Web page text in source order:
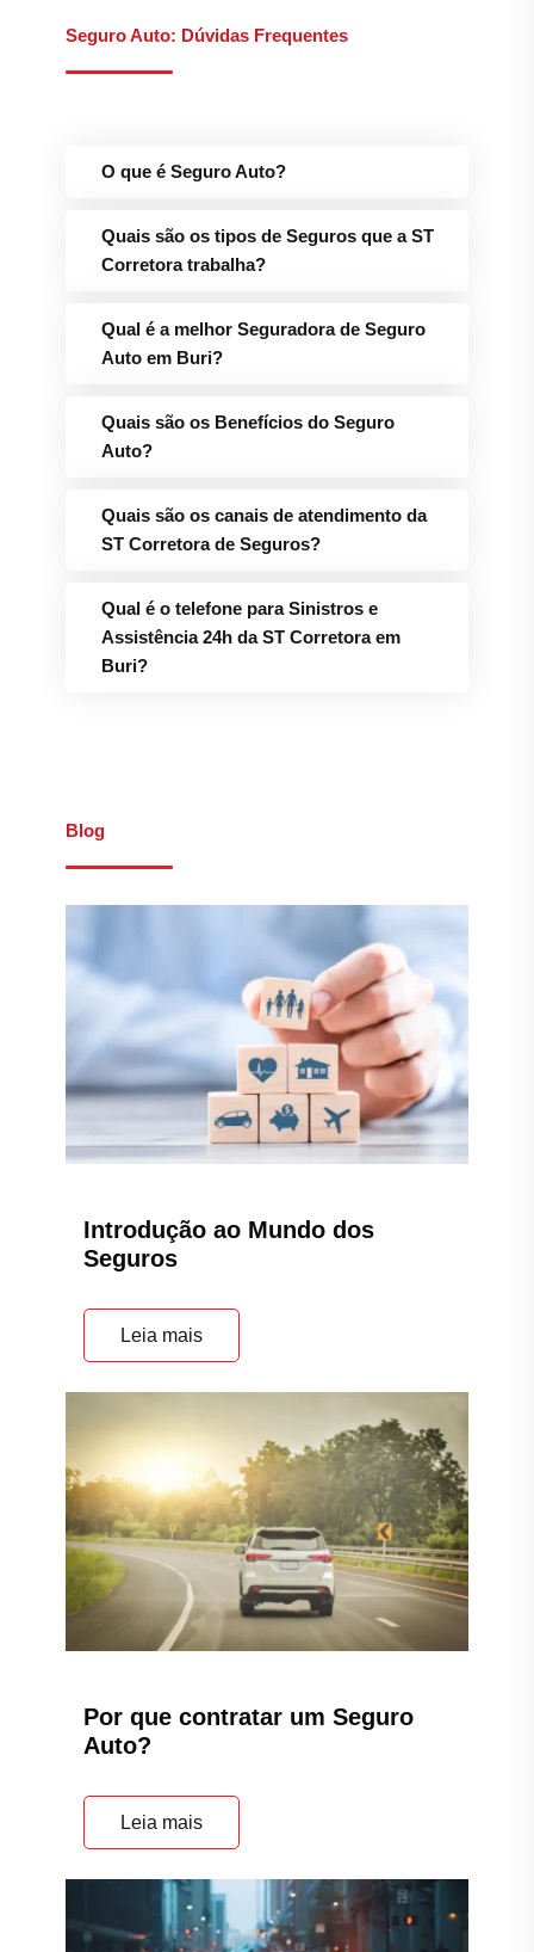
Seguro Auto: Dúvidas Frequentes
O que é Seguro Auto?
Quais são os tipos de Seguros que a ST
Corretora trabalha?
Qual é a melhor Seguradora de Seguro
Auto em Buri?
Quais são os Benefícios do Seguro
Auto?
Quais são os canais de atendimento da
ST Corretora de Seguros?
Qual é o telefone para Sinistros e
Assistência 24h da ST Corretora em
Buri?
Blog
Introdução ao Mundo dos
Seguros
Leia mais
Por que contratar um Seguro
Auto?
Leia mais